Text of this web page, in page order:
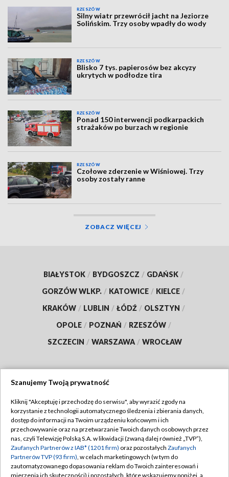
RZESZÓW
Silny wiatr przewrócił jacht na Jeziorze
Solińskim. Trzy osoby wpadły do wody
RZESZÓW
Blisko 7 tys. papierosów bez akcyzy
ukrytych w podłodze tira
RZESZÓW
Ponad 150 interwencji podkarpackich
strażaków po burzach w regionie
RZESZÓW
Czołowe zderzenie w Wiśniowej. Trzy
osoby zostały ranne
ZOBACZ WIĘCEJ
BIAŁYSTOK / BYDGOSZCZ / GDAŃSK /
GORZÓW WLKP. / KATOWICE / KIELCE /
KRAKÓW / LUBLIN / ŁÓDŹ / OLSZTYN /
OPOLE / POZNAŃ / RZESZÓW /
SZCZECIN / WARSZAWA / WROCŁAW
TVP
Abonament TVP
Emisja w TVP
Centrum informacji TVP
Regulamin TVP
Polityka prywatności
Moje zgody
Szanujemy Twoją prywatność
Kliknij "Akceptuję i przechodzę do serwisu", aby wyrazić zgody na
korzystanie z technologii automatycznego śledzenia i zbierania danych,
dostęp do informacji na Twoim urządzeniu końcowym i ich
przechowywanie oraz na przetwarzanie Twoich danych osobowych przez
nas, czyli Telewizję Polską S.A. w likwidacji (zwaną dalej również „TVP”),
Zaufanych Partnerów z IAB* (1201 firm) oraz pozostałych Zaufanych
Partnerów TVP (93 firm), w celach marketingowych (w tym do
zautomatyzowanego dopasowania reklam do Twoich zainteresowań i
mierzenia ich skuteczności) i pozostałych, które wskazujemy poniżej, a